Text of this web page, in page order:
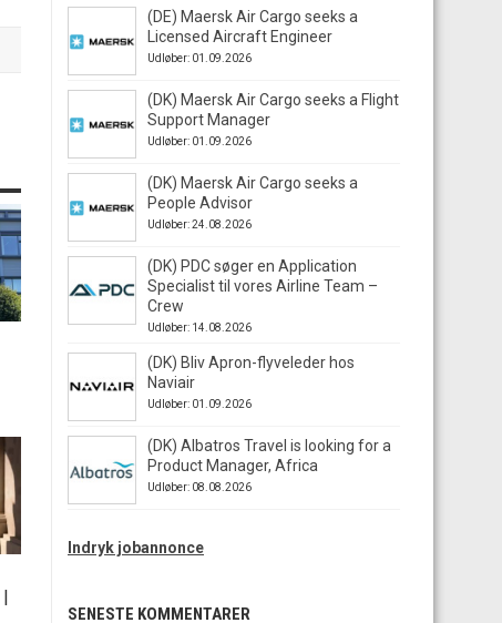
(DE) Maersk Air Cargo seeks a
Licensed Aircraft Engineer
Udløber: 01.09.2026
(DK) Maersk Air Cargo seeks a Flight
Support Manager
Udløber: 01.09.2026
(DK) Maersk Air Cargo seeks a
People Advisor
Udløber: 24.08.2026
(DK) PDC søger en Application
Specialist til vores Airline Team –
Crew
Udløber: 14.08.2026
(DK) Bliv Apron-flyveleder hos
Naviair
Udløber: 01.09.2026
(DK) Albatros Travel is looking for a
Product Manager, Africa
Udløber: 08.08.2026
Indryk jobannonce
SENESTE KOMMENTARER